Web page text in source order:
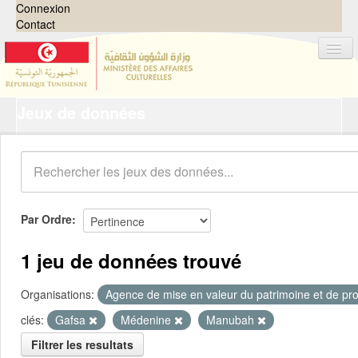
Connexion
Contact
Organisations
Groupes
Demandes 0
À propos
Par Ordre
1 jeu de données trouvé
Organisations:
Agence de mise en valeur du patrimoine et de
clés:
Gafsa Médenine
Manubah
Filtrer les resultats